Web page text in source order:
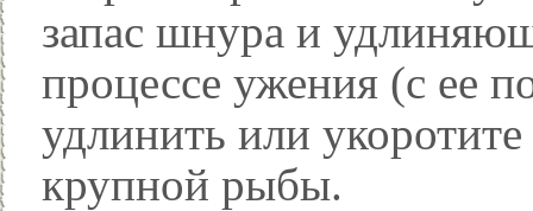
запас шнура и
процессе ужения (с ее
удлинить или
крупной рыбы.